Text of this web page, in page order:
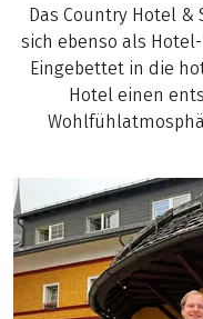
Das Country Hotel &
sich ebenso als
Eingebettet in die
Hotel einen